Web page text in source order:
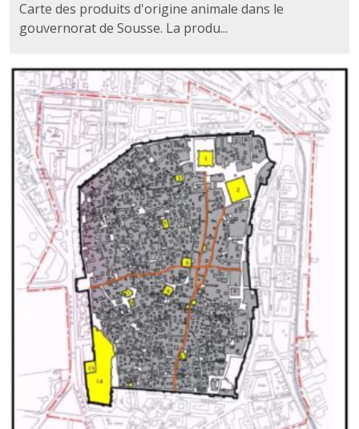
Carte des produits d'origine animale dans le
gouvernorat de Sousse. La produ...